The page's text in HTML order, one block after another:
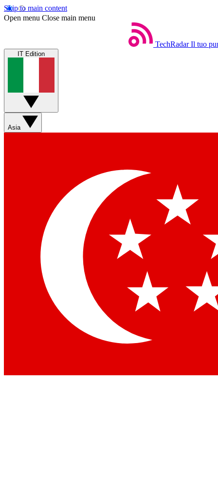
Skip to main content
Open menu Close main menu
TechRadar Il tuo
IT Edition
Asia